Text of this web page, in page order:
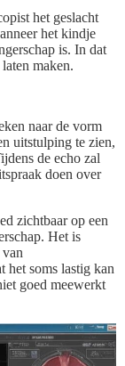
het geslacht
het kindje
is. In dat
maken.
naar de vorm
uitstulping te zien,
de echo zal
doen over
zichtbaar op een
Het is
het soms lastig kan
goed meewerkt